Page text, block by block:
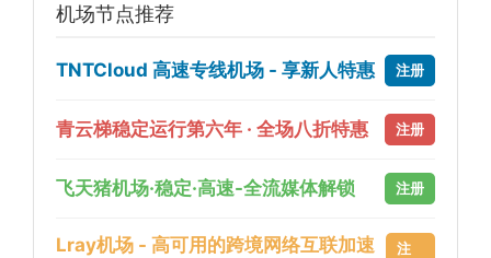
机场节点推荐
TNTCloud 高速专线机场 - 享新人特惠 注册
青云梯稳定运行第六年 · 全场八折特惠 注册
飞天猪机场·稳定·高速-全流媒体解锁 注册
Lray机场 - 高可用的跨境网络互联加速
注